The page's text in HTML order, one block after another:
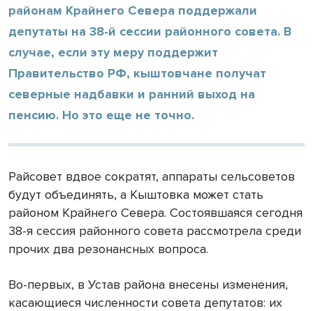
районам Крайнего Севера поддержали
депутаты на 38-й сессии районного совета. В
случае, если эту меру поддержит
Правительство РФ, кыштовчане получат
северные надбавки и ранний выход на
пенсию. Но это еще не точно.
Райсовет вдвое сократят, аппараты сельсоветов
будут объединять, а Кыштовка может стать
районом Крайнего Севера. Состоявшаяся сегодня
38-я сессия районного совета рассмотрела среди
прочих два резонансных вопроса.
Во-первых, в Устав района внесены изменения,
касающиеся численности совета депутатов: их